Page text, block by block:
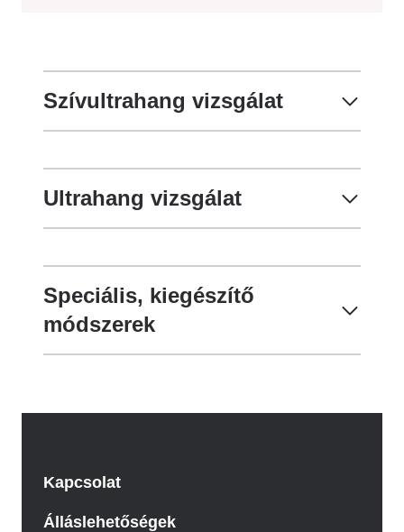
Szívultrahang vizsgálat
Ultrahang vizsgálat
Speciális, kiegészítő
módszerek
Kapcsolat
Álláslehetőségek